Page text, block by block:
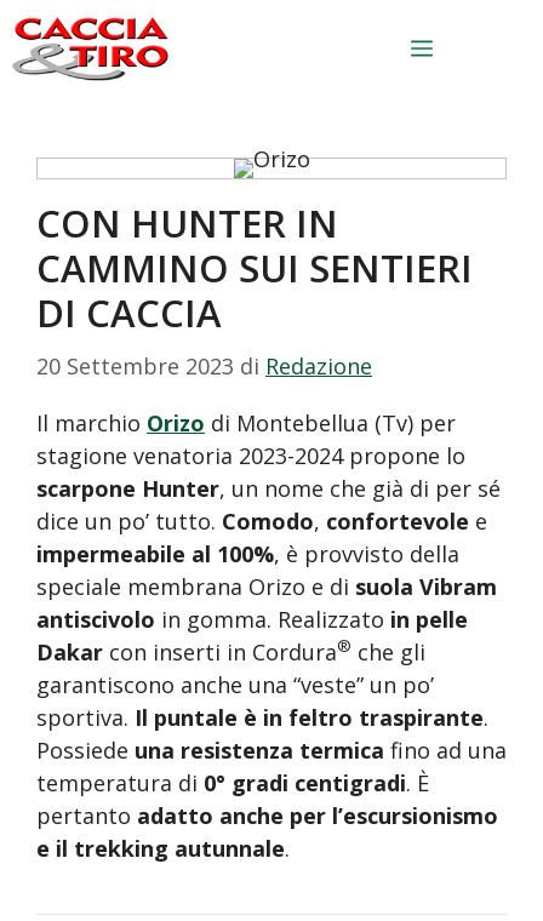
Vai al contenuto
Menu
CON HUNTER IN
CAMMINO SUI SENTIERI
DI CACCIA
20 Settembre 2023 di Redazione
Il marchio Orizo di Montebellua (Tv) per
stagione venatoria 2023-2024 propone lo
scarpone Hunter, un nome che già di per sé
dice un po’ tutto. Comodo, confortevole e
impermeabile al 100%, è provvisto della
speciale membrana Orizo e di suola Vibram
antiscivolo in gomma. Realizzato in pelle
Dakar con inserti in Cordura® che gli
garantiscono anche una “veste” un po’
sportiva. Il puntale è in feltro traspirante.
Possiede una resistenza termica fino ad una
temperatura di 0° gradi centigradi. È
pertanto adatto anche per l’escursionismo
e il trekking autunnale.